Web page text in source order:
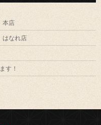
店
なれ店
す！